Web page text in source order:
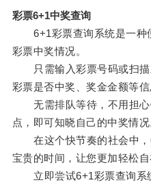
彩票6+1中奖查询
6+1彩票查询系统是一种
彩票中奖情况。
只需输入彩票号码或扫描
彩票是否中奖、奖金金额等信
无需排队等待，不用担心
点，即可知晓自己的中奖情况
在这个快节奏的社会中，
宝贵的时间，让您更加轻松自
立即尝试6+1彩票查询系